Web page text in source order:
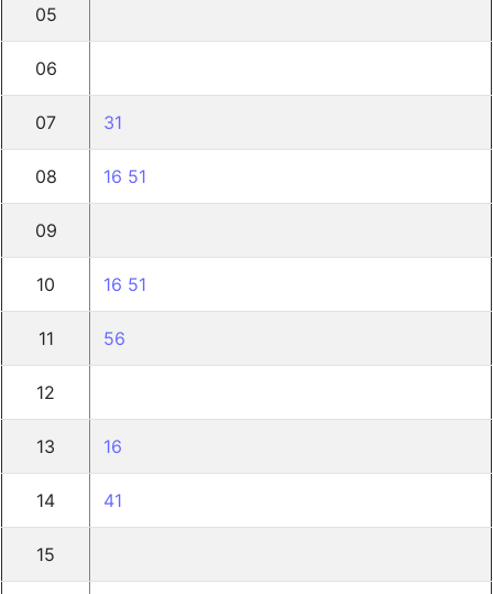
05
06
07 31
08 16 51
09
10 16 51
11 56
12
13 16
14 41
15